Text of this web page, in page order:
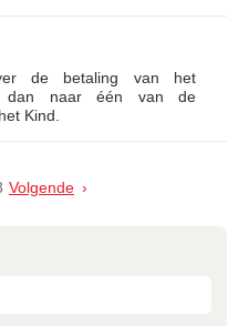
de betaling van het
dan naar één van de
Kind.
Volgende